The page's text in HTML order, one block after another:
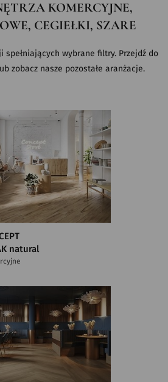
KOMERCYJNE,
CEGIEŁKI, SZARE
spełniających wybrane filtry. Przejdź do
zobacz nasze pozostałe aranżacje.
natural